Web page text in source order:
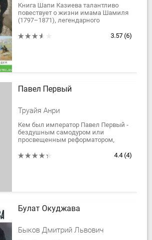
Книга Шапи Казиева талантливо
повествует о жизни имама Шамиля
(1797–1871), легендарного
выдающегося ученого и
3.57 (6)
Павел Первый
Труайя Анри
Кем был император Павел Первый -
бездушным самодуром или
просвещенным реформатором,
лишь карикатурой на него? Страдая
4.4 (4)
Булат Окуджава
Быков Дмитрий Львович